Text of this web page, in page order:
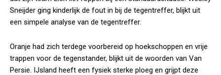
Sneijder ging kinderlijk de fout in bij de tegentreffer, blijkt uit
een simpele analyse van de tegentreffer.
Oranje had zich terdege voorbereid op hoekschoppen en vrije
trappen voor de tegenstander, blijkt uit de woorden van Van
Persie. IJsland heeft een fysiek sterke ploeg en grijpt deze